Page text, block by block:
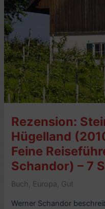
von
Werner
Schandor
(2005)
–
4
Sterne
Rezension:
Hügelland
Feine
Schandor) – 7
Buch , Europa, Gut
Werner Schandor